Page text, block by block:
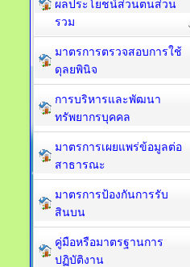
ผลประโยชน์ส่วนตนส่วน
รวม
มาตรการตรวจสอบการใช้
ดุลยพินิจ
การบริหารและพัฒนา
ทรัพยากรบุคคล
มาตรการเผยแพร่ข้อมูลต่อ
สาธารณะ
มาตรการป้องกันการรับ
สินบน
คู่มือหรือมาตรฐานการ
ปฏิบัติงาน